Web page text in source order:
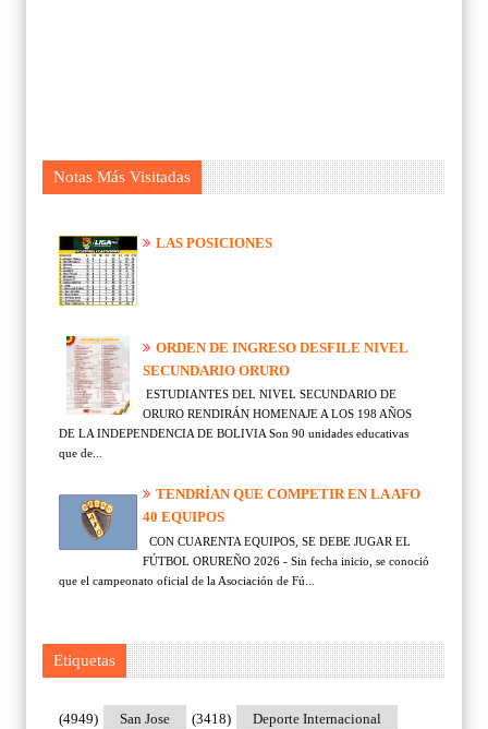
Notas Más Visitadas
LAS POSICIONES
ORDEN DE INGRESO DESFILE NIVEL
SECUNDARIO ORURO
ESTUDIANTES DEL NIVEL SECUNDARIO DE
ORURO RENDIRÁN HOMENAJE A LOS 198 AÑOS
DE LA INDEPENDENCIA DE BOLIVIA Son 90 unidades educativas
que de...
TENDRÍAN QUE COMPETIR EN LA AFO
40 EQUIPOS
CON CUARENTA EQUIPOS, SE DEBE JUGAR EL
FÚTBOL ORUREÑO 2026 - Sin fecha inicio, se conoció
que el campeonato oficial de la Asociación de Fú...
Etiquetas
San Jose
(4949) Deporte Internacional
(3418)